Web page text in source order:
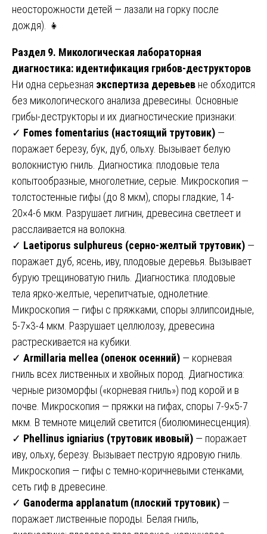
неосторожности детей — лазали на горку после
дождя). 👧
Раздел 9. Микологическая лабораторная
диагностика: идентификация грибов-деструкторов
Ни одна серьезная экспертиза деревьев не обходится
без микологического анализа древесины. Основные
грибы-деструкторы и их диагностические признаки:
✓ Fomes fomentarius (настоящий трутовик) —
поражает березу, бук, дуб, ольху. Вызывает белую
волокнистую гниль. Диагностика: плодовые тела
копытообразные, многолетние, серые. Микроскопия —
толстостенные гифы (до 8 мкм), споры гладкие, 14-
20×4-6 мкм. Разрушает лигнин, древесина светлеет и
расслаивается на волокна.
✓ Laetiporus sulphureus (серно-желтый трутовик) —
поражает дуб, ясень, иву, плодовые деревья. Вызывает
бурую трещиноватую гниль. Диагностика: плодовые
тела ярко-желтые, черепитчатые, однолетние.
Микроскопия — гифы с пряжками, споры эллипсоидные,
5-7×3-4 мкм. Разрушает целлюлозу, древесина
растрескивается на кубики.
✓ Armillaria mellea (опенок осенний) — корневая
гниль всех лиственных и хвойных пород. Диагностика:
черные ризоморфы («корневая гниль») под корой и в
почве. Микроскопия — пряжки на гифах, споры 7-9×5-7
мкм. В темноте мицелий светится (биолюминесценция).
✓ Phellinus igniarius (трутовик ивовый) — поражает
иву, ольху, березу. Вызывает пеструю ядровую гниль.
Микроскопия — гифы с темно-коричневыми стенками,
сеть гиф в древесине.
✓ Ganoderma applanatum (плоский трутовик) —
поражает лиственные породы. Белая гниль,